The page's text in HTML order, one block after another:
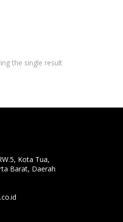
the single result
Kota Tua,
Barat, Daerah